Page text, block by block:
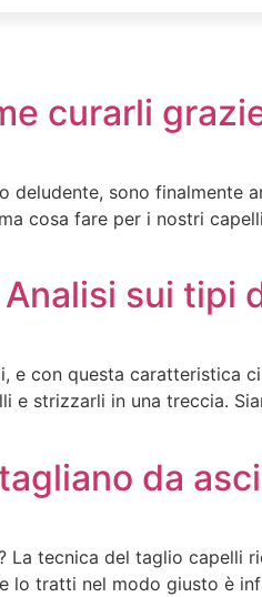
curarli
deludente, sono
cosa fare per i nostri
sui tipi
con questa caratteristica
e strizzarli in una treccia.
da
tecnica del taglio capelli
lo tratti nel modo giusto è